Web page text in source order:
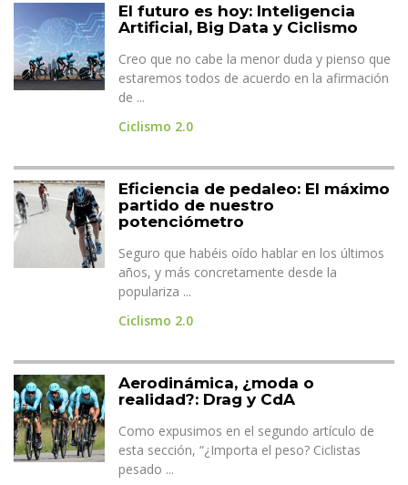
El futuro es hoy: Inteligencia
Artificial, Big Data y Ciclismo
Creo que no cabe la menor duda y pienso que
estaremos todos de acuerdo en la afirmación
de ...
Ciclismo 2.0
Eficiencia de pedaleo: El máximo
partido de nuestro
potenciómetro
Seguro que habéis oído hablar en los últimos
años, y más concretamente desde la
populariza ...
Ciclismo 2.0
Aerodinámica, ¿moda o
realidad?: Drag y CdA
Como expusimos en el segundo artículo de
esta sección, “¿Importa el peso? Ciclistas
pesado ...